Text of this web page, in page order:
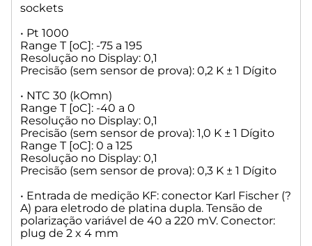
Range de medida: Depende do tipo do sensor
Resolução no Display: 0,1
Precisão (sem sensor de prova): Depende do tipo do sensor
• T [oC]
Range de medida: Depende do tipo do sensor
Resolução no Display: 0,1
Precisão (sem sensor de prova): Depende do tipo do sensor
• Condutividade
Range de medida: Depende do tipo do sensor
Resolução no Display: 0,1
Precisão (sem sensor de prova): Depende do tipo do sensor
• Display: 3,5 polegadas -1/4 VGA TFT display com 320x240
pixels
• Calibração: automaticamente com até três soluções de
sockets
• Pt 1000
Range T [oC]: -75 a 195
Resolução no Display: 0,1
Precisão (sem sensor de prova): 0,2 K ± 1 Dígito
• NTC 30 (kOmn)
Range T [oC]: -40 a 0
Resolução no Display: 0,1
Precisão (sem sensor de prova): 1,0 K ± 1 Dígito
Range T [oC]: 0 a 125
Resolução no Display: 0,1
Precisão (sem sensor de prova): 0,3 K ± 1 Dígito
• Entrada de medição KF: conector Karl Fischer (?
A) para eletrodo de platina dupla. Tensão de
polarização variável de 40 a 220 mV. Conector:
plug de 2 x 4 mm